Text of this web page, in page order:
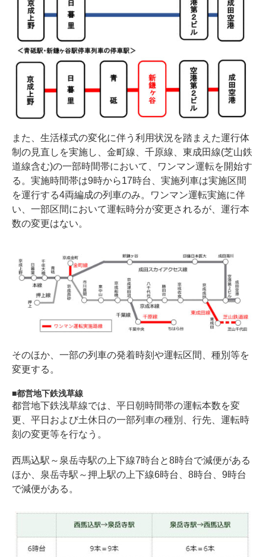
また、生活様式の変化に伴う利用状況を踏まえた運行体
制の見直しを実施し、金町線、千原線、東成田線(芝山鉄
道線含む)の一部時間帯において、ワンマン運転を開始す
る。実施時間帯は9時から17時台、実施列車は実施区間
を運行する4両編成の列車のみ。ワンマン運転実施に伴
い、一部区間において運転時分が変更されるが、運行本
数の変更はない。
そのほか、一部の列車の発着時刻や運転区間、種別等を
変更する。
都営地下鉄浅草線
都営地下鉄浅草線では、平日朝時間帯の運転本数を変
更、平日および土休日の一部列車の種別、行先、運転時
刻の変更等を行なう。
西馬込駅～泉岳寺駅の上下線7時台と8時台で減便がある
ほか、泉岳寺駅～押上駅の上下線6時台、8時台、9時台
で減便がある。